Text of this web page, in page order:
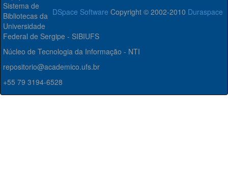
DSpace Software Copyright © 2002-2010 Duraspace
Sistema de
Bibliotecas da
Universidade
Federal de Sergipe - SIBIUFS
Núcleo de Tecnologia da Informação - NTI
repositorio@academico.ufs.br
+55 79 3194-6528